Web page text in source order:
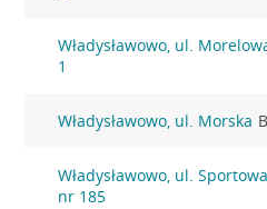
Władysławowo, ul.
1
Władysławowo, ul. Morska
Władysławowo, ul.
nr 185